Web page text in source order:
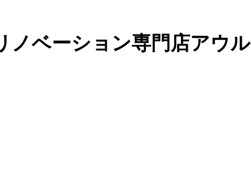
ノベーション専門店アウル